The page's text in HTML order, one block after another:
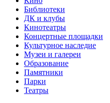
Библиотеки
ДК и клубы
Кинотеатры
Концертные площадки
Культурное наследие
Музеи и галереи
Образование
Памятники
Парки
Театры